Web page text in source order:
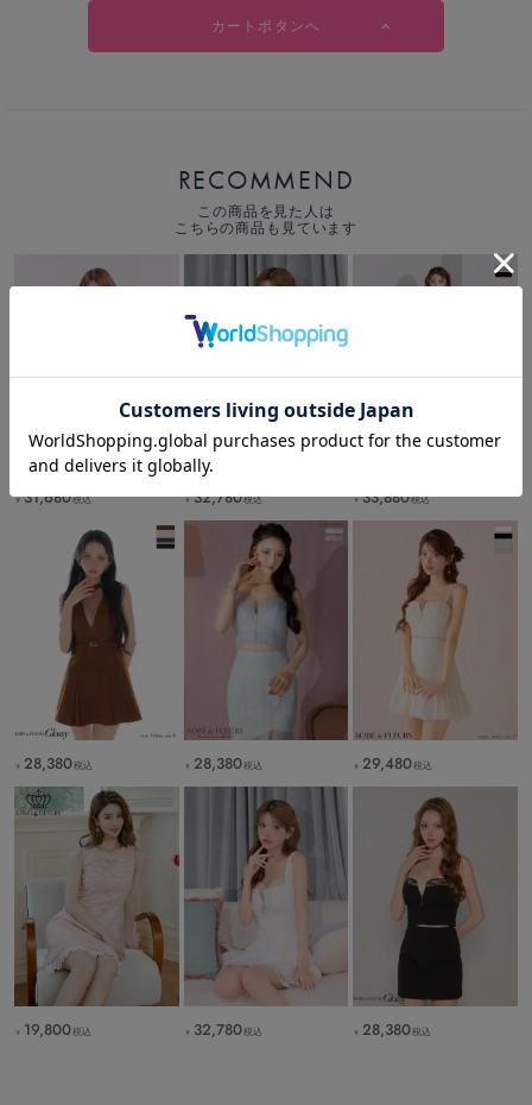
カートボタンへ
RECOMMEND
この商品を見た人は
こちらの商品も見ています
￥ 31,680税込 ￥ 32,780税込 ￥ 33,880税込
￥ 28,380税込 ￥ 28,380税込 ￥ 29,480税込
￥ 19,800税込 ￥ 32,780税込 ￥ 28,380税込